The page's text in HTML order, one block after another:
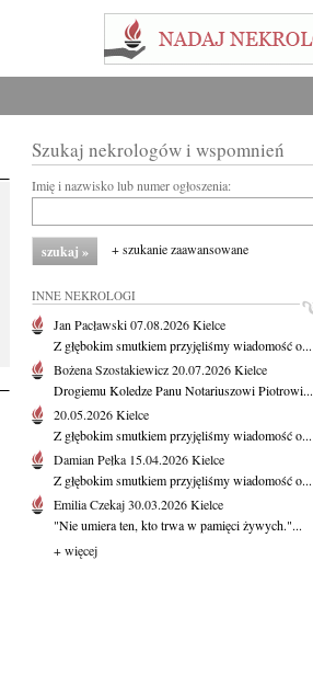
Szukaj nekrologów i wspomnień
Imię i nazwisko lub numer ogłoszenia:
+ szukanie zaawansowane
INNE NEKROLOGI
Jan Pacławski07.08.2026Kielce
Z głębokim smutkiem przyjęliśmy wiadomość o...
Bożena Szostakiewicz20.07.2026Kielce
Drogiemu Koledze Panu Notariuszowi Piotrowi...
20.05.2026Kielce
Z głębokim smutkiem przyjęliśmy wiadomość o...
Damian Pełka 15.04.2026Kielce
Z głębokim smutkiem przyjęliśmy wiadomość o...
Emilia Czekaj30.03.2026Kielce
"Nie umiera ten, kto trwa w pamięci żywych."...
+ więcej